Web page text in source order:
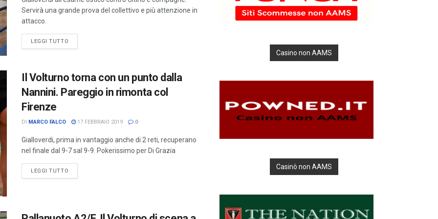
Servirà una grande prova del collettivo e più attenzione in
attacco.
LEGGI TUTTO
Il Volturno torna con un punto dalla
Nannini. Pareggio in rimonta col
Firenze
DI MARCO FALCO 17 FEBBRAIO 2019 0
Gialloverdi, prima in vantaggio anche di 2 reti, recuperano
nel finale dal 9-7 sal 9-9. Pokerissimo per Di Grazia
LEGGI TUTTO
Casino non AAMS
Casinò non AAMS